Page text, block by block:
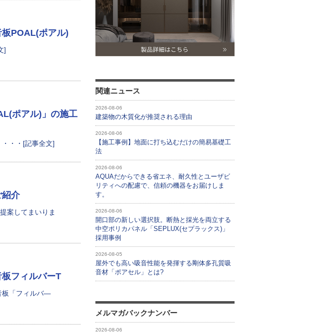
POAL(ポアル)
]
ポアル)」の施工
・・[記事全文]
紹介
案してまいりま
フィルバーT
板「フィルバ—
関連ニュース
2026-08-06
建築物の木質化が推奨される理由
2026-08-06
【施工事例】地面に打ち込むだけの簡易基礎工
法
2026-08-06
AQUAだからできる省エネ、耐久性とユーザビ
リティへの配慮で、信頼の機器をお届けしま
す。
2026-08-06
開口部の新しい選択肢。断熱と採光を両立する
中空ポリカパネル「SEPLUX(セプラックス)」
採用事例
2026-08-05
屋外でも高い吸音性能を発揮する剛体多孔質吸
音材「ポアセル」とは?
メルマガバックナンバー
2026-08-06